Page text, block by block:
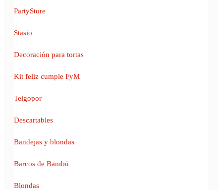
PartyStore
Stasio
Decoración para tortas
Kit feliz cumple FyM
Telgopor
Descartables
Bandejas y blondas
Barcos de Bambú
Blondas